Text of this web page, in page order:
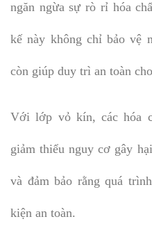
ngăn ngừa sự rò rỉ hóa
kế này không chỉ bảo vệ
còn giúp duy trì an toàn
Với lớp vỏ kín, các hóa
giảm thiểu nguy cơ gây
và đảm bảo rằng quá
kiện an toàn.